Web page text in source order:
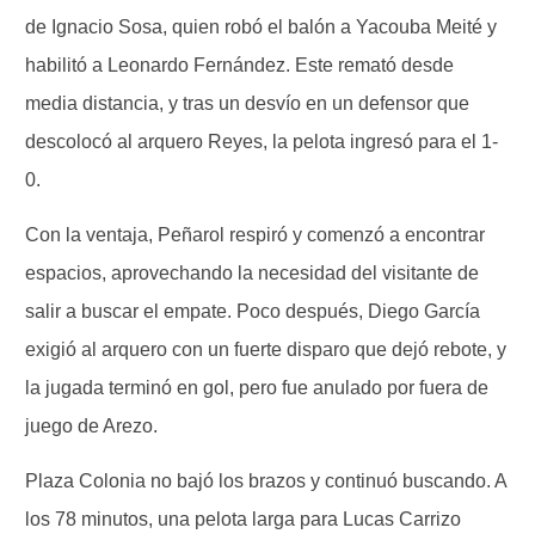
de Ignacio Sosa, quien robó el balón a Yacouba Meité y
habilitó a Leonardo Fernández. Este remató desde
media distancia, y tras un desvío en un defensor que
descolocó al arquero Reyes, la pelota ingresó para el 1-
0.
Con la ventaja, Peñarol respiró y comenzó a encontrar
espacios, aprovechando la necesidad del visitante de
salir a buscar el empate. Poco después, Diego García
exigió al arquero con un fuerte disparo que dejó rebote, y
la jugada terminó en gol, pero fue anulado por fuera de
juego de Arezo.
Plaza Colonia no bajó los brazos y continuó buscando. A
los 78 minutos, una pelota larga para Lucas Carrizo